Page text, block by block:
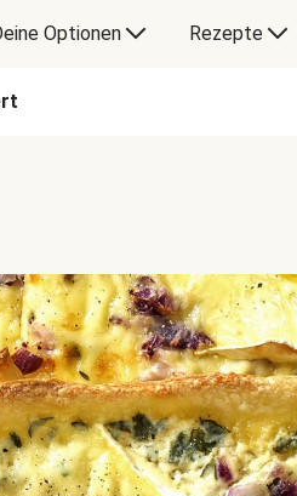
Optionen Rezepte